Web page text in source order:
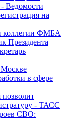
Ведомости
на
коллегии ФМБА
Президента
Москве
в сфере
позволит
- ТАСС
СВО: